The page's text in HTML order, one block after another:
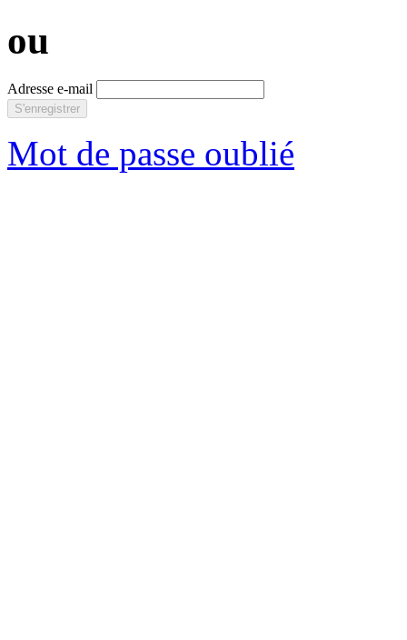
ou
Adresse e-mail
S'enregistrer
Mot de passe oublié